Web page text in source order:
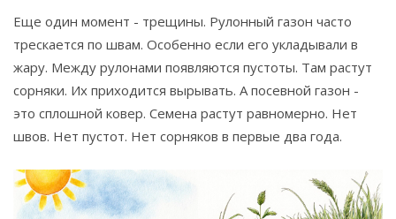
Еще один момент - трещины. Рулонный газон часто
трескается по швам. Особенно если его укладывали в
жару. Между рулонами появляются пустоты. Там растут
сорняки. Их приходится вырывать. А посевной газон -
это сплошной ковер. Семена растут равномерно. Нет
швов. Нет пустот. Нет сорняков в первые два года.